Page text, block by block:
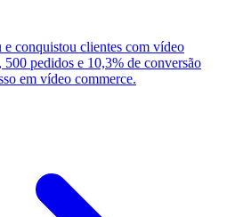
conquistou clientes com vídeo
pedidos e 10,3% de conversão
em vídeo commerce.